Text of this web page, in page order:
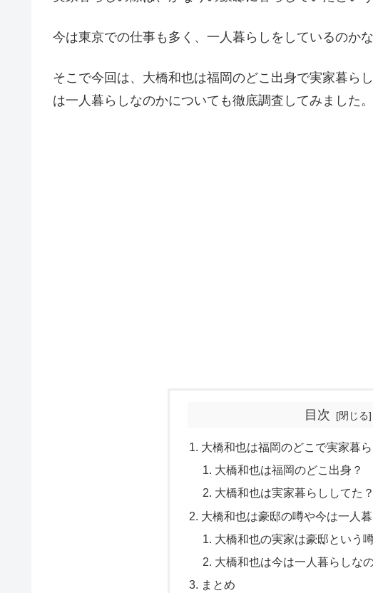
今は東京での仕事も多く、一人暮らしをしているのか
そこで今回は、大橋和也は福岡のどこ出身で実家暮ら
は一人暮らしなのかについても徹底調査してみました。
目次
大橋和也は福岡のどこで実家暮
大橋和也は福岡のどこ出身？
大橋和也は実家暮らししてた？
大橋和也は豪邸の噂や今は一人
大橋和也の実家は豪邸という
大橋和也は今は一人暮らしな
まとめ